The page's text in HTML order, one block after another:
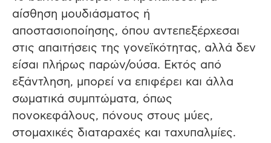
αίσθηση μουδιάσματος ή
αποστασιοποίησης, όπου αντεπεξέρχεσαι
στις απαιτήσεις της γονεϊκότητας, αλλά δεν
είσαι πλήρως παρών/ούσα. Εκτός από
εξάντληση, μπορεί να επιφέρει και άλλα
σωματικά συμπτώματα, όπως
πονοκεφάλους, πόνους στους μύες,
στομαχικές διαταραχές και ταχυπαλμίες.